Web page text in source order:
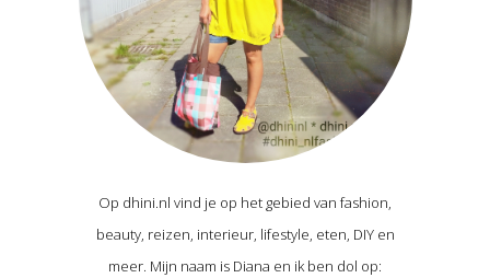
Op dhini.nl vind je op het gebied van fashion,
beauty, reizen, interieur, lifestyle, eten, DIY en
meer. Mijn naam is Diana en ik ben dol op: